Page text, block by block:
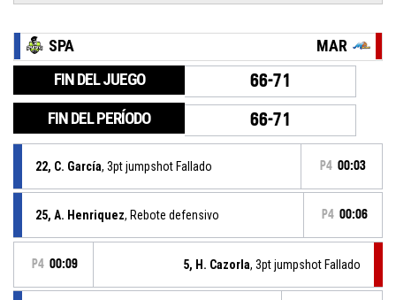
SPA MAR
FIN DEL JUEGO 66-71
FIN DEL PERÍODO 66-71
22, C. García, 3pt jumpshot Fallado P4 00:03
25, A. Henriquez, Rebote defensivo P4 00:06
P4 00:09 5, H. Cazorla, 3pt jumpshot Fallado